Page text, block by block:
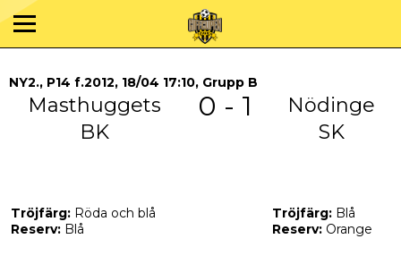
NY2., P14 f.2012, 18/04 17:10, Grupp B
Masthuggets
BK
0 - 1
Nödinge
SK
Tröjfärg: Röda och blå
Reserv: Blå
Tröjfärg: Blå
Reserv: Orange